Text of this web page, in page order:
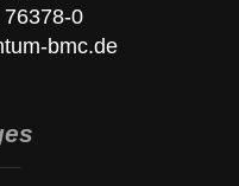
0
bmc.de